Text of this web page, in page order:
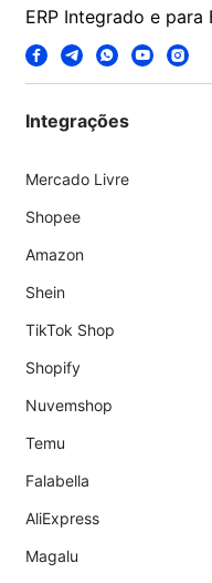
ERP Integrado e para
Integrações
Mercado Livre
Shopee
Amazon
Shein
TikTok Shop
Shopify
Nuvemshop
Temu
Falabella
AliExpress
Magalu